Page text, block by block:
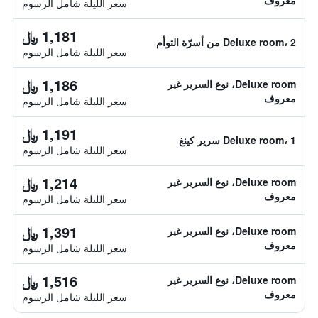
سعر الليلة شامل الرسوم
Deluxe room، 2 من أسرّة التوأم 1,181 ﷼
سعر الليلة شامل الرسوم
Deluxe room، نوع السرير غير
معروف
1,186 ﷼
سعر الليلة شامل الرسوم
Deluxe room، 1 سرير كينغ 1,191 ﷼
سعر الليلة شامل الرسوم
Deluxe room، نوع السرير غير
معروف
1,214 ﷼
سعر الليلة شامل الرسوم
Deluxe room، نوع السرير غير
معروف
1,391 ﷼
سعر الليلة شامل الرسوم
Deluxe room، نوع السرير غير
معروف
1,516 ﷼
سعر الليلة شامل الرسوم